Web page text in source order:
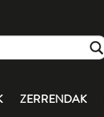
ZERRENDAK